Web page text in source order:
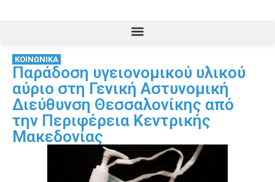
ΚΟΙΝΩΝΙΚΑ
Παράδοση υγειονομικού υλικού
αύριο στη Γενική Αστυνομική
Διεύθυνση Θεσσαλονίκης από
την Περιφέρεια Κεντρικής
Μακεδονίας